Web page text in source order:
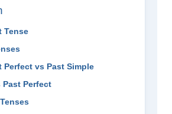
Tense
Perfect vs Past Simple
Past Perfect